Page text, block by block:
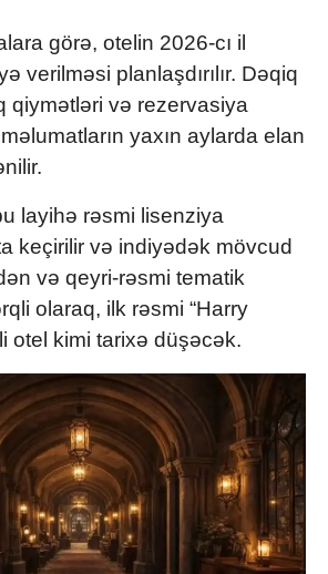
görə, otelin 2026-cı il
verilməsi planlaşdırılır. Dəqiq
qiymətləri və rezervasiya
yaxın aylarda elan
layihə rəsmi lisenziya
keçirilir və indiyədək mövcud
və qeyri-rəsmi tematik
olaraq, ilk rəsmi “Harry
otel kimi tarixə düşəcək.